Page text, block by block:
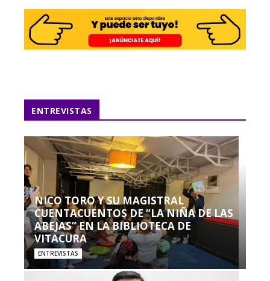
ENTREVISTAS
NICO TORO Y SU MAGISTRAL
CUENTACUENTOS DE “LA NIÑA DE LAS
ABEJAS” EN LA BIBLIOTECA DE
VITACURA
ENTREVISTAS